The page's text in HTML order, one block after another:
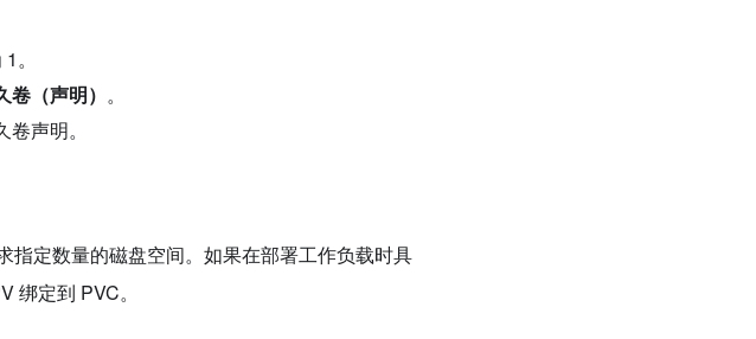
。
（声明） 。
声明。
指定数量的磁盘空间。如果在部署工作负载时具
绑定到 PVC。